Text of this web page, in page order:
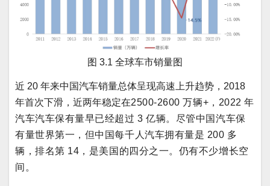
图 3.1 全球车市销量图
近 20 年来中国汽车销量总体呈现高速上升趋势，2018
年首次下滑，近两年稳定在2500-2600 万辆+，2022 年
汽车汽车保有量早已经超过 3 亿辆。尽管中国汽车保
有量世界第一，但中国每千人汽车拥有量是 200 多
辆，排名第 14，是美国的四分之一。仍有不少增长空
间。